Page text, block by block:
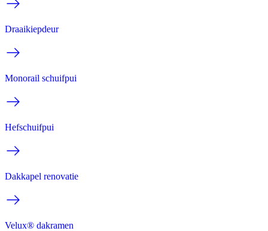
Draaikiepdeur
Monorail schuifpui
Hefschuifpui
Dakkapel renovatie
Velux® dakramen